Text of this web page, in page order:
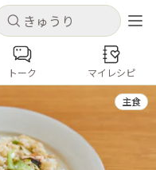
キャンセル
存できます
新規登録
キャンセル
コンテンツ
トーク マイレシピ
主食